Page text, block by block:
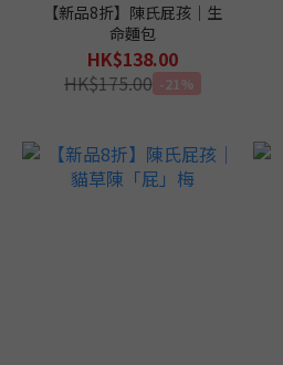
【新品8折】陳氏屁孩｜生
命麵包
HK$138.00
HK$175.00 -21%